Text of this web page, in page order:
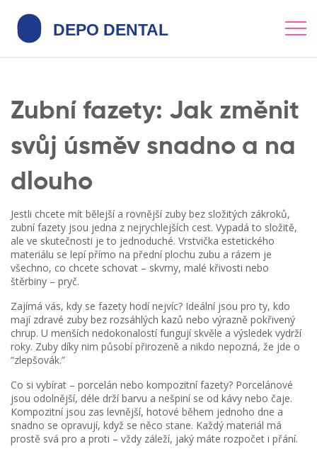
Zubní fazety: Jak změnit
svůj úsměv snadno a na
dlouho
Jestli chcete mít bělejší a rovnější zuby bez složitých zákroků,
zubní fazety jsou jedna z nejrychlejších cest. Vypadá to složitě,
ale ve skutečnosti je to jednoduché. Vrstvička estetického
materiálu se lepí přímo na přední plochu zubu a rázem je
všechno, co chcete schovat – skvrny, malé křivosti nebo
štěrbiny – pryč.
Zajímá vás, kdy se fazety hodí nejvíc? Ideální jsou pro ty, kdo
mají zdravé zuby bez rozsáhlých kazů nebo výrazně pokřivený
chrup. U menších nedokonalostí fungují skvěle a výsledek vydrží
roky. Zuby díky nim působí přirozeně a nikdo nepozná, že jde o
“zlepšovák.”
Co si vybírat – porcelán nebo kompozitní fazety? Porcelánové
jsou odolnější, déle drží barvu a nešpiní se od kávy nebo čaje.
Kompozitní jsou zas levnější, hotové během jednoho dne a
snadno se opravují, když se něco stane. Každý materiál má
prostě svá pro a proti – vždy záleží, jaký máte rozpočet i přání.